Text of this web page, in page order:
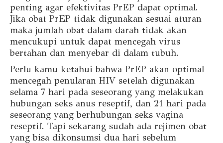
penting agar efektivitas PrEP dapat optimal.
Jika obat PrEP tidak digunakan sesuai aturan
maka jumlah obat dalam darah tidak akan
mencukupi untuk dapat mencegah virus
bertahan dan menyebar di dalam tubuh.
Perlu kamu ketahui bahwa PrEP akan optimal
mencegah penularan HIV setelah digunakan
selama 7 hari pada seseorang yang melakukan
hubungan seks anus reseptif, dan 21 hari pada
seseorang yang berhubungan seks vagina
reseptif. Tapi sekarang sudah ada rejimen obat
yang bisa dikonsumsi dua hari sebelum